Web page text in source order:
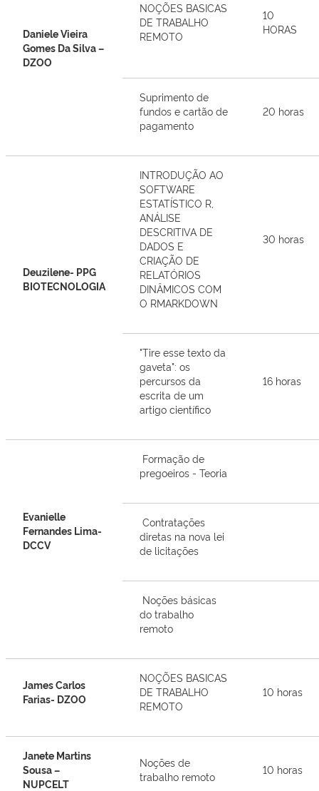
Daniele Vieira
Gomes Da Silva –
DZOO
NOÇÕES BASICAS
DE TRABALHO
REMOTO
10
HORAS
Suprimento de
fundos e cartão de
pagamento
20 horas
Deuzilene- PPG
BIOTECNOLOGIA
INTRODUÇÃO AO
SOFTWARE
ESTATÍSTICO R,
ANÁLISE
DESCRITIVA DE
DADOS E
CRIAÇÃO DE
RELATÓRIOS
DINÂMICOS COM
O RMARKDOWN
30 horas
"Tire esse texto da
gaveta": os
percursos da
escrita de um
artigo científico
16 horas
Evanielle
Fernandes Lima-
DCCV
Formação de
pregoeiros - Teoria
Contratações
diretas na nova lei
de licitações
Noções básicas
do trabalho
remoto
James Carlos
Farias- DZOO
NOÇÕES BASICAS
DE TRABALHO
REMOTO
10 horas
Janete Martins
Sousa –
NUPCELT
Noções de
trabalho remoto
10 horas